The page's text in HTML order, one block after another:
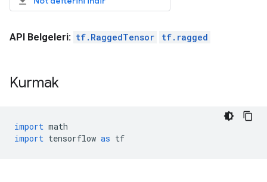
API Belgeleri: tf.RaggedTensor tf.ragged
Kurmak
import math
import tensorflow as tf